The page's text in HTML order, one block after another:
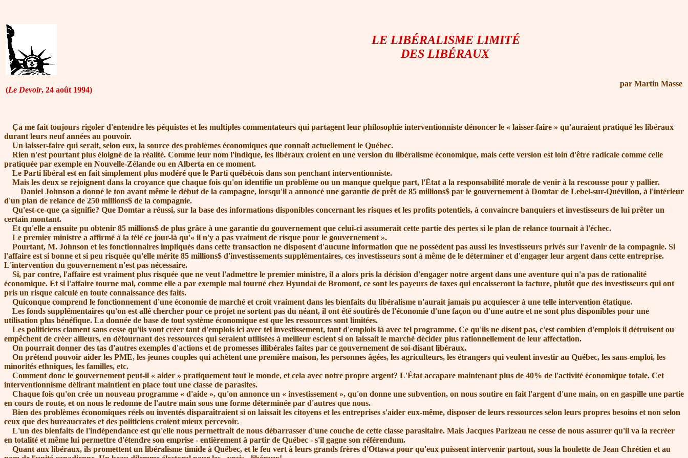
(Le Devoir, 24 août 1994)
LE LIBÉRALISME LIMITÉ
DES LIBÉRAUX
par Martin Masse
Ça me fait toujours rigoler d'entendre les péquistes et les multiples commentateurs qui partagent leur philosophie interventionniste dénoncer le « laisser-faire » qu'auraient pratiqué les libéraux
durant leurs neuf années au pouvoir.
Un laisser-faire qui serait, selon eux, la source des problèmes économiques que connaît actuellement le Québec.
Rien n'est pourtant plus éloigné de la réalité. Comme leur nom l'indique, les libéraux croient en une version du libéralisme économique, mais cette version est loin d'être radicale comme celle
pratiquée par exemple en Nouvelle-Zélande ou en Alberta en ce moment.
Le Parti libéral est en fait simplement plus modéré que le Parti québécois dans son penchant interventionniste.
Mais les deux se rejoignent dans la croyance que chaque fois qu'on identifie un problème ou un manque quelque part, l'État a la responsabilité morale de venir à la rescousse pour y pallier.
Daniel Johnson a donné le ton avant même le début de la campagne, lorsqu'il a annoncé une garantie de prêt de 85 millions$ par le gouvernement à Domtar de Lebel-sur-Quévillon, à l'intérieur
d'un plan de relance de 250 millions$ de la compagnie.
Qu'est-ce-que ça signifie? Que Domtar a réussi, sur la base des informations disponibles concernant les risques et les profits potentiels, à convaincre banquiers et investisseurs de lui prêter un
certain montant.
Et qu'elle a ensuite pu obtenir 85 millions$ de plus grâce à une garantie du gouvernement que celui-ci assumerait cette partie des pertes si le plan de relance tournait à l'échec.
Le premier ministre a affirmé à la télé ce jour-là qu'« il n'y a pas vraiment de risque pour le gouvernement ».
Pourtant, M. Johnson et les fonctionnaires impliqués dans cette transaction ne disposent d'aucune information que ne possèdent pas aussi les investisseurs privés sur l'avenir de la compagnie. Si
l'affaire est si bonne et si peu risquée qu'elle mérite 85 millions$ d'investissements supplémentaires, ces investisseurs sont à même de le déterminer et d'engager leur argent dans cette entreprise.
L'intervention du gouvernement n'est pas nécessaire.
Si, par contre, l'affaire est vraiment plus risquée que ne veut l'admettre le premier ministre, il a alors pris la décision d'engager notre argent dans une aventure qui n'a pas de rationalité
économique. Et si l'affaire tourne mal, comme elle a par exemple mal tourné chez Hyundai de Bromont, ce sont les payeurs de taxes qui encaisseront la facture, plutôt que des investisseurs qui ont
pris un risque calculé en toute connaissance des faits.
Quiconque comprend le fonctionnement d'une économie de marché et croit vraiment dans les bienfaits du libéralisme n'aurait jamais pu acquiescer à une telle intervention étatique.
Les fonds supplémentaires qu'on est allé chercher pour ce projet ne sortent pas du néant, il ont été soutirés de l'économie d'une façon ou d'une autre et ne sont plus disponibles pour une
utilisation plus bénéfique. La donnée de base de tout système économique est que les ressources sont limitées.
Les politiciens clament sans cesse qu'ils vont créer tant d'emplois ici avec tel investissement, tant d'emplois là avec tel programme. Ce qu'ils ne disent pas, c'est combien d'emplois il détruisent ou
empêchent de créer ailleurs, en détournant des ressources qui seraient utilisées à meilleur escient si on laissait le marché décider plus rationnellement de leur affectation.
On pourrait donner des tas d'autres exemples d'actions et de promesses illibérales faites par ce gouvernement de soi-disant libéraux.
On prétend pouvoir aider les PME, les jeunes couples qui achètent une première maison, les personnes âgées, les agriculteurs, les étrangers qui veulent investir au Québec, les sans-emploi, les
minorités ethniques, les familles, etc.
Comment donc le gouvernement peut-il « aider » pratiquement tout le monde, et cela avec notre propre argent? L'État accapare maintenant plus de 40% de l'activité économique totale. Cet
interventionnisme délirant maintient en place tout une classe de parasites.
Chaque fois qu'on crée un nouveau programme « d'aide », qu'on annonce un « investissement », qu'on donne une subvention, on nous soutire en fait l'argent d'une main, on en gaspille une partie
en cours de route, et on nous le redonne de l'autre main sous une forme déterminée par d'autres que nous.
Bien des problèmes économiques réels ou inventés disparaîtraient si on laissait les citoyens et les entreprises s'aider eux-même, disposer de leurs ressources selon leurs propres besoins et non selon
ceux que des bureaucrates et des politiciens croient mieux percevoir.
L'un des bienfaits de l'indépendance est qu'elle nous permettrait de nous débarrasser d'une couche de cette classe parasitaire. Mais Jacques Parizeau ne cesse de nous assurer qu'il va la recréer
en totalité et même lui permettre d'étendre son emprise - entièrement à partir de Québec - s'il gagne son référendum.
Quant aux libéraux, ils promettent un libéralisme timide à Québec, et le feu vert à leurs grands frères d'Ottawa pour qu'eux puissent intervenir partout, sous la houlette de Jean Chrétien et au